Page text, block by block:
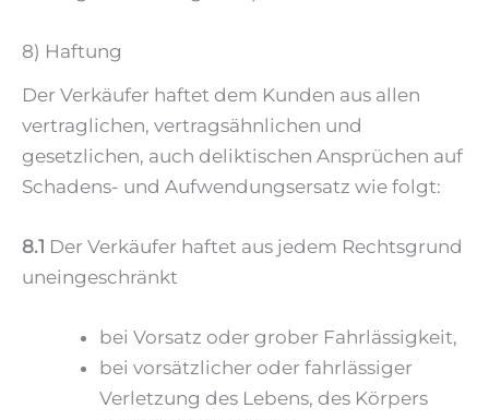
8) Haftung
Der Verkäufer haftet dem Kunden aus allen
vertraglichen, vertragsähnlichen und
gesetzlichen, auch deliktischen Ansprüchen auf
Schadens- und Aufwendungsersatz wie folgt:
8.1 Der Verkäufer haftet aus jedem Rechtsgrund
uneingeschränkt
bei Vorsatz oder grober Fahrlässigkeit,
bei vorsätzlicher oder fahrlässiger
Verletzung des Lebens, des Körpers